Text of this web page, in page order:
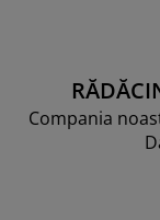
Compania